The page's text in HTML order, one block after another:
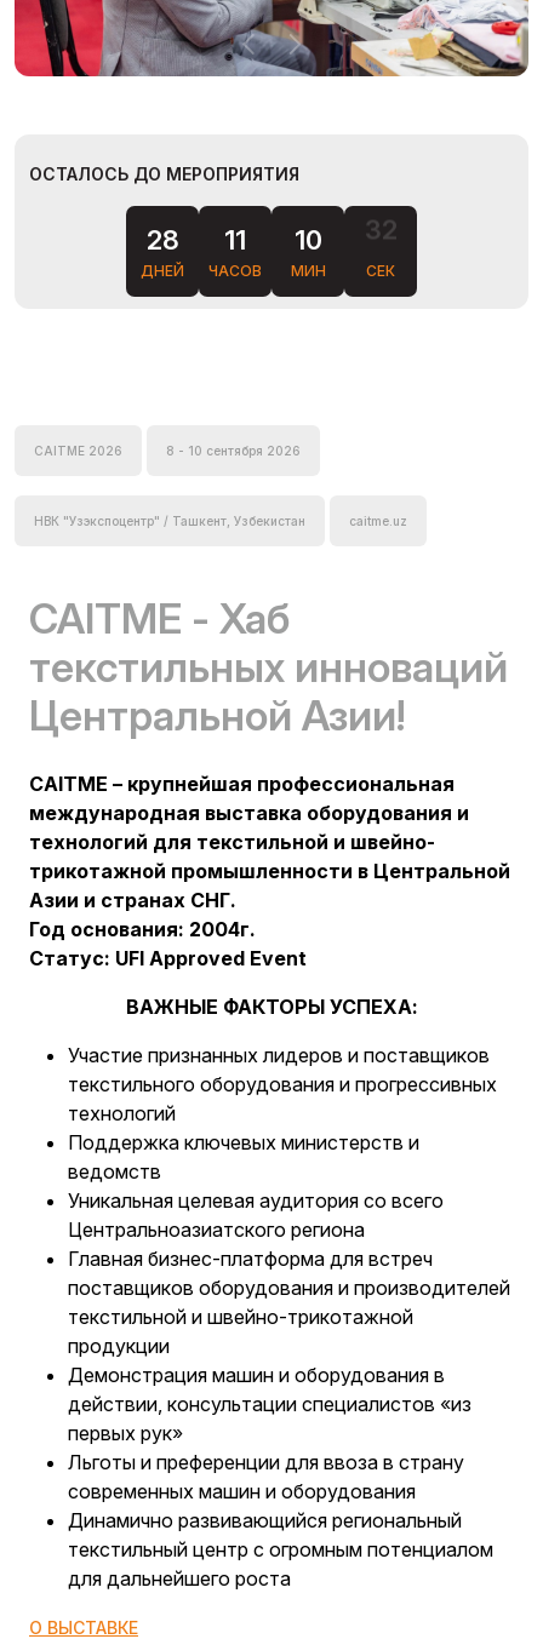
ОСТАЛОСЬ ДО МЕРОПРИЯТИЯ
28
ДНЕЙ
11
ЧАСОВ
10
МИН
31
СЕК
CAITME 2026 8 - 10 сентября 2026
НВК "Узэкспоцентр" / Ташкент, Узбекистан caitme.uz
CAITME - Хаб
текстильных инноваций
Центральной Азии!
CAITME – крупнейшая профессиональная
международная выставка оборудования и
технологий для текстильной и швейно-
трикотажной промышленности в Центральной
Азии и странах СНГ.
Год основания: 2004г.
Статус: UFI Approved Event
ВАЖНЫЕ ФАКТОРЫ УСПЕХА:
Участие признанных лидеров и поставщиков
текстильного оборудования и прогрессивных
технологий
Поддержка ключевых министерств и
ведомств
Уникальная целевая аудитория со всего
Центральноазиатского региона
Главная бизнес-платформа для встреч
поставщиков оборудования и производителей
текстильной и швейно-трикотажной
продукции
Демонстрация машин и оборудования в
действии, консультации специалистов «из
первых рук»
Льготы и преференции для ввоза в страну
современных машин и оборудования
Динамично развивающийся региональный
текстильный центр с огромным потенциалом
для дальнейшего роста
О ВЫСТАВКЕ